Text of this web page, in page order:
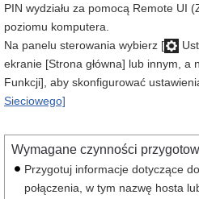
PIN wydziału za pomocą Remote UI
poziomu komputera.
Na panelu sterowania wybierz [
ekranie [Strona główna] lub innym, a
Funkcji], aby skonfigurować
Sieciowego]
Wymagane czynności
Przygotuj informacje dotyczące
połączenia, w tym nazwę hosta